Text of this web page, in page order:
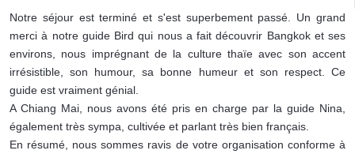
Notre séjour est terminé et s'est superbement passé. Un grand
merci à notre guide Bird qui nous a fait découvrir Bangkok et ses
environs, nous imprégnant de la culture thaïe avec son accent
irrésistible, son humour, sa bonne humeur et son respect. Ce
guide est vraiment génial.
A Chiang Mai, nous avons été pris en charge par la guide Nina,
également très sympa, cultivée et parlant très bien français.
En résumé, nous sommes ravis de votre organisation conforme à